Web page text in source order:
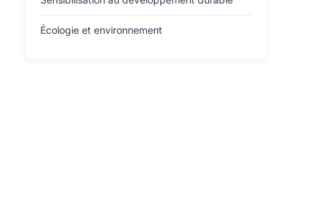
Écologie et environnement